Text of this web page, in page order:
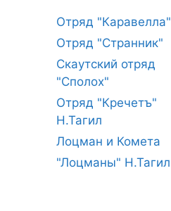
Отряд "Каравелла"
Отряд "Странник"
Скаутский отряд
"Сполох"
Отряд "Кречетъ"
Н.Тагил
Лоцман и Комета
"Лоцманы" Н.Тагил